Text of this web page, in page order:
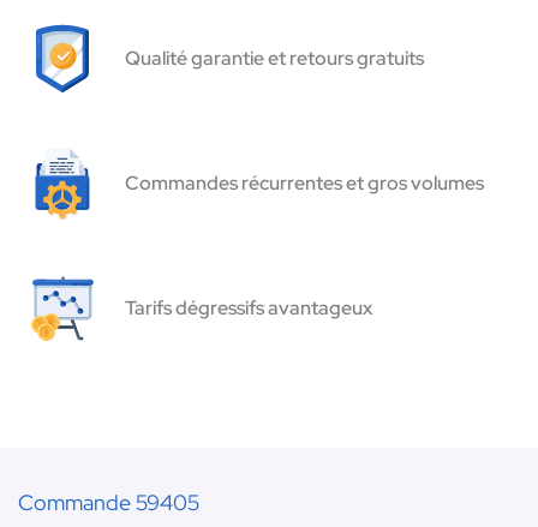
Qualité garantie et retours gratuits
Commandes récurrentes et gros volumes
Tarifs dégressifs avantageux
Commande 59405